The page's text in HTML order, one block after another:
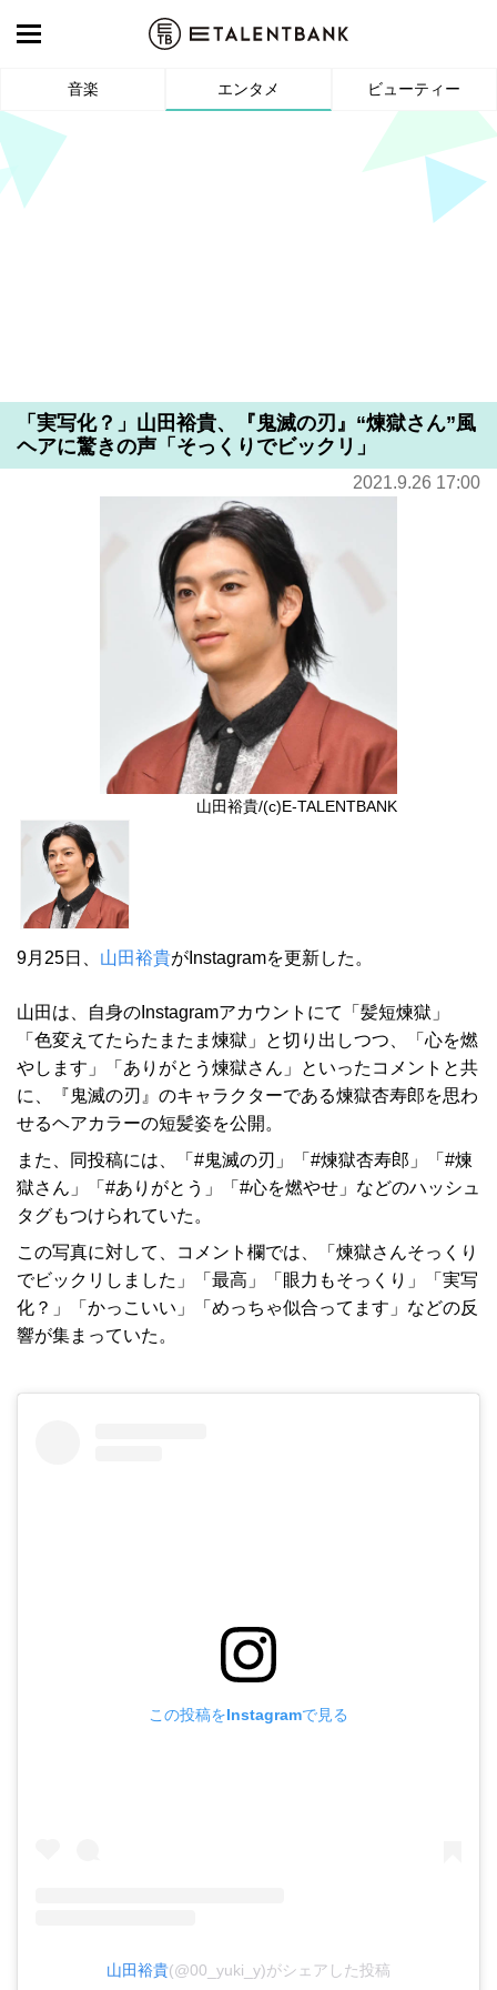
音楽 エンタメ ビューティー
「実写化？」山田裕貴、『鬼滅の刃』“煉獄さん”風
ヘアに驚きの声「そっくりでビックリ」
2021.9.26 17:00
山田裕貴/(c)E-TALENTBANK
9月25日、 山田裕貴がInstagramを更新した。
山田は、自身のInstagramアカウントにて「髪短煉獄」
「色変えてたらたまたま煉獄」と切り出しつつ、「心を燃
やします」「ありがとう煉獄さん」といったコメントと共
に、『鬼滅の刃』のキャラクターである煉獄杏寿郎を思わ
せるヘアカラーの短髪姿を公開。
また、同投稿には、「#鬼滅の刃」「#煉獄杏寿郎」「#煉
獄さん」「#ありがとう」「#心を燃やせ」などのハッシュ
タグもつけられていた。
この写真に対して、コメント欄では、「煉獄さんそっくり
でビックリしました」「最高」「眼力もそっくり」「実写
化？」「かっこいい」「めっちゃ似合ってます」などの反
響が集まっていた。
この投稿をInstagramで見る
山田裕貴(@00_yuki_y)がシェアした投稿